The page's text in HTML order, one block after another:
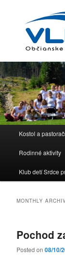
Skip to
Skip to
Kostol a
Rodinné aktivity
Klub detí Srdce
MONTHLY
Pochod
Posted on08/10/